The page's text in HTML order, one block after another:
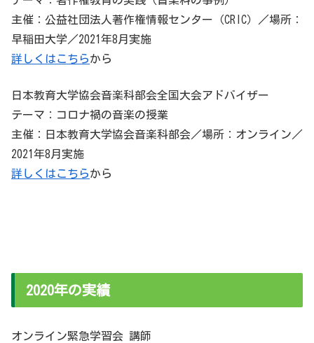
主催：公益社団法人著作権情報センター（CRIC）／場所：
早稲田大学／2021年8月実施
詳しくはこちらから
日本教育大学協会音楽科部会全国大会アドバイザー
テーマ：コロナ禍の音楽の授業
主催：日本教育大学協会音楽科部会／場所：オンライン／
2021年8月実施
詳しくはこちらから
2020年の実績
オンライン緊急学習会 講師